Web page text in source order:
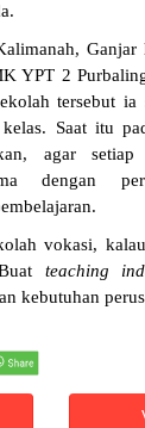
YPT 2
tersebut ia
Saat itu
agar
dengan
vokasi,
teaching
kebutuhan